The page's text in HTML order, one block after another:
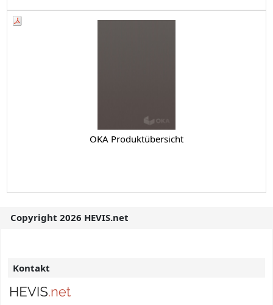
OKA Produktübersicht
Copyright 2026 HEVIS.net
Kontakt